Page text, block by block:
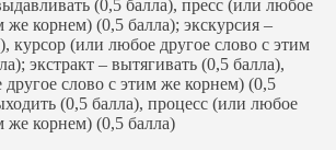
(0,5 балла), пресс (или любое
же корнем) (0,5 балла); экскурсия –
курсор (или любое другое слово с этим
экстракт – вытягивать (0,5 балла),
слово с этим же корнем) (0,5
(0,5 балла), процесс (или любое
же корнем) (0,5 балла)